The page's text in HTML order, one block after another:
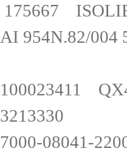
175667
AI 954N.82/
100023411
7000-08041-